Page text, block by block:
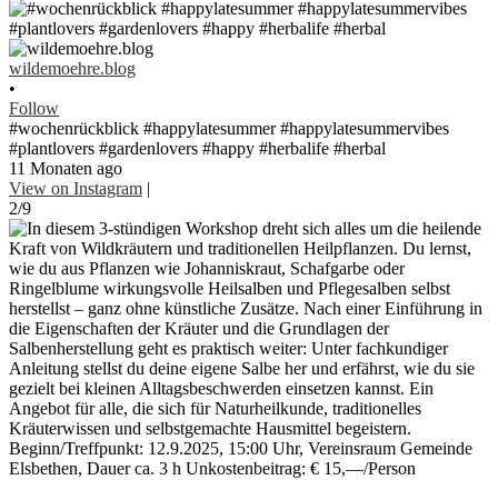
wildemoehre.blog
•
Follow
#wochenrückblick #happylatesummer #happylatesummervibes
#plantlovers #gardenlovers #happy #herbalife #herbal
11 Monaten ago
View on Instagram |
2/9